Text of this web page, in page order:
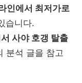
인에서 최저가로
습니다.
사야 호갱 탈출
분석 글을 참고